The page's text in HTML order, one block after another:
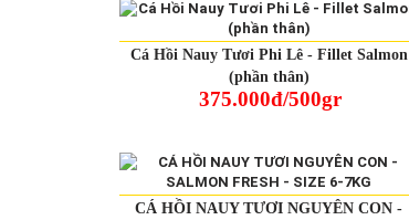
Cá Hồi Nauy Tươi Phi Lê - Fillet Salmon
(phần thân)
375.000đ/500gr
CÁ HỒI NAUY TƯƠI NGUYÊN CON -